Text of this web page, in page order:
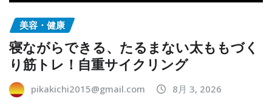
美容・健康
寝ながらできる、たるまない太ももづく
り筋トレ！自重サイクリング
pikakichi2015@gmail.com 8月 3, 2026